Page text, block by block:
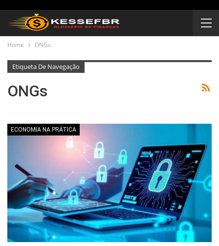
Home ONGs
Etiqueta De Navegação
ONGs
ECONOMIA NA PRÁTICA